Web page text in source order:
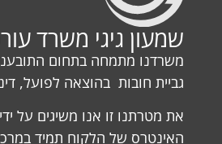
שמעון גיגי משרד
משרדנו מתמחה בתחום
גביית חובות בהוצאה לפועל,
את מטרתנו זו אנו משיגים על
האינטרס של הלקוח תמיד